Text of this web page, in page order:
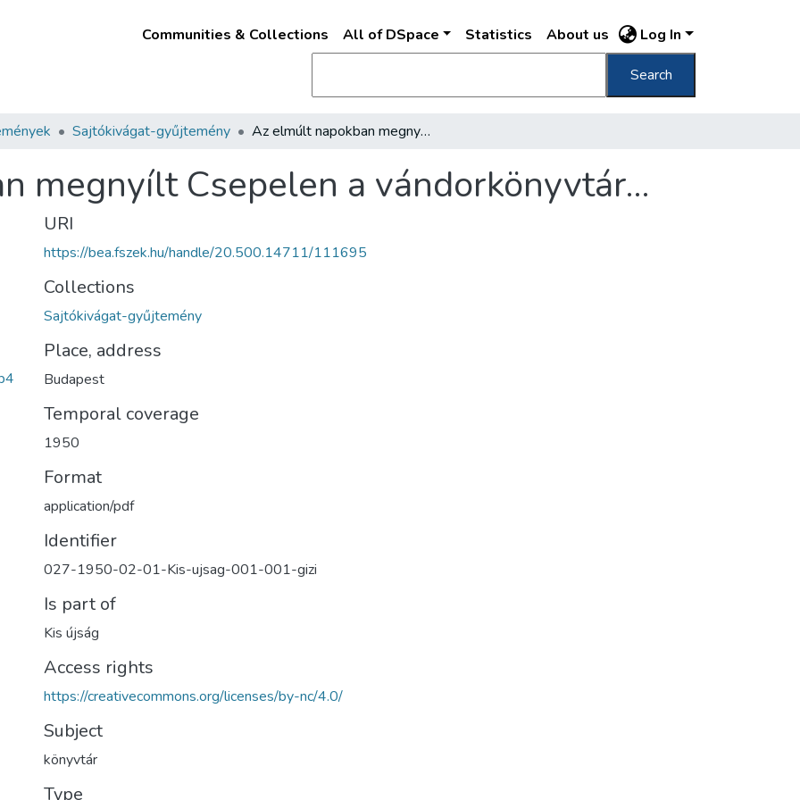
Communities & Collections All of DSpace Statistics About us Log In
Search
Sajtókivágat-gyűjtemény Az elmúlt napokban megnyílt Csepelen a vándorkönyvtár…
megnyílt Csepelen a vándorkönyvtár…
URI
https://bea.fszek.hu/handle/20.500.14711/111695
Collections
Sajtókivágat-gyűjtemény
Place, address
Budapest
Temporal coverage
1950
Format
application/pdf
Identifier
027-1950-02-01-Kis-ujsag-001-001-gizi
Is part of
Kis újság
Access rights
https://creativecommons.org/licenses/by-nc/4.0/
Subject
könyvtár
Type